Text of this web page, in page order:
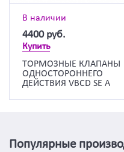
В наличии
4400 руб.
Купить
ТОРМОЗНЫЕ КЛАПАНЫ
ОДНОСТОРОННЕГО
ДЕЙСТВИЯ VBCD SE A
Популярные